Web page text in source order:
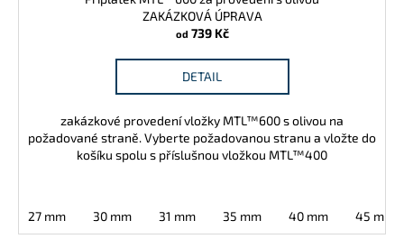
ZAKÁZKOVÁ ÚPRAVA
od 739 Kč
DETAIL
zakázkové provedení vložky MTL™600 s olivou na
požadované straně. Vyberte požadovanou stranu a vložte do
košíku spolu s příslušnou vložkou MTL™400
27 mm 30 mm 31 mm 35 mm 40 mm 45 mm